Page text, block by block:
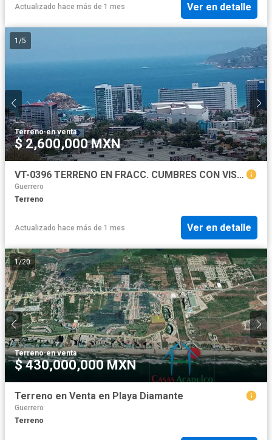
Actualizado hace más de 1 mes Ver en detalle
1 /5
Terreno·en venta
$ 2,600,000 MXN
VT-0396 TERRENO EN FRACC. CUMBRES CON VISTA DE 180°
Guerrero
Terreno
Actualizado hace más de 1 mes Ver en detalle
1/20
Terreno·en venta
$ 430,000,000 MXN
Terreno en Venta en Playa Diamante
Guerrero
Terreno